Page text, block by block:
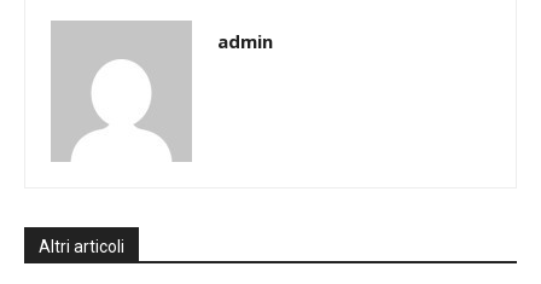
admin
Altri articoli